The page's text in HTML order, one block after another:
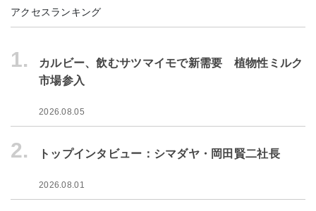
アクセスランキング
1.
カルビー、飲むサツマイモで新需要 植物性ミルク
市場参入
2026.08.05
2. トップインタビュー：シマダヤ・岡田賢二社長
2026.08.01